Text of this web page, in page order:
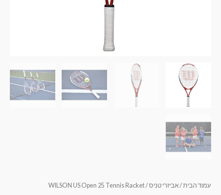
עמוד הבית/אביזרי טניס/ WILSON US Open 25 Tennis Racket